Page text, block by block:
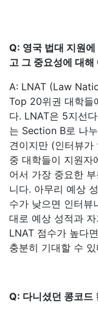
Q: 영국 법대 지원
고 그 중요성에 대
A: LNAT (Law
Top 20위권 대학들
다. LNAT은 5지선
는 Section B로 나
견이지만 (인터뷰가
중 대학들이 지원자
어서 가장 중요한
니다. 아무리 예상
수가 낮으면 인터뷰
대로 예상 성적과
LNAT 점수가 높다
충분히 기대할 수
Q: 다니셨던 콩코드